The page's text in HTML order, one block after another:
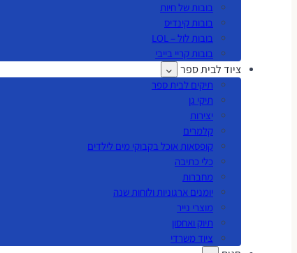
בובות של חיות
בובות קינדיס
בובות לול – LOL
בובות קריי בייבי
ציוד לבית ספר
תיקים לבית ספר
תיקי גן
יצירות
קלמרים
קופסאות אוכל בקבוקי מים לילדים
כלי כתיבה
מחברות
יומנים ארגוניות ולוחות שנה
מוצרי נייר
תיוק ואחסון
ציוד משרדי